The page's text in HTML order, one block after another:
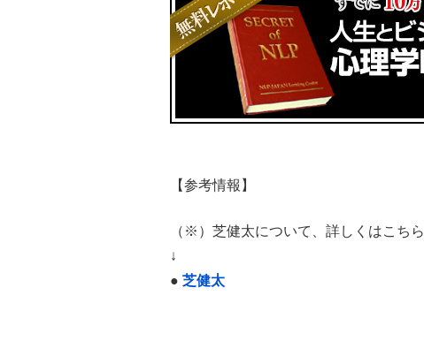
【参考情報】
（※）芝健太について、詳しくはこちら
↓
● 芝健太